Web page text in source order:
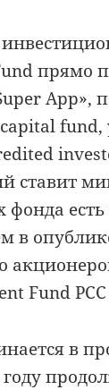
прямо
App»,
ставит
есть
в
Fund
в
году